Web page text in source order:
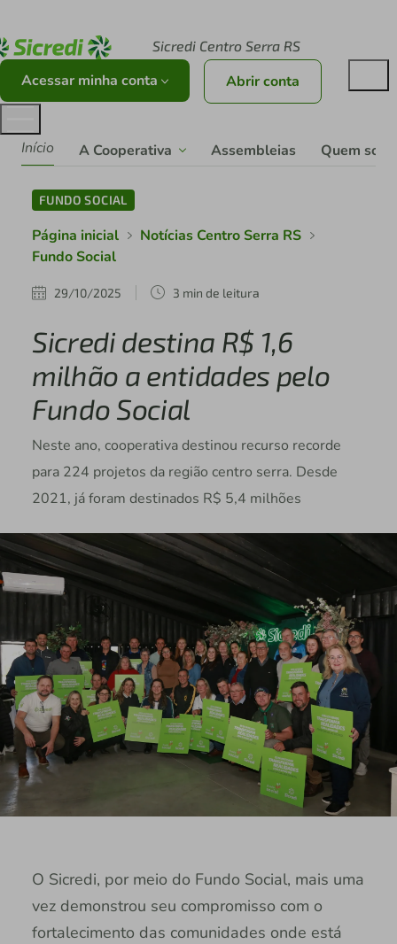
Sicredi Centro Serra RS
Acessar minha conta Abrir conta
Início A Cooperativa Assembleias Quem
FUNDO SOCIAL
Página inicial
Notícias Centro Serra RS
Fundo Social
29/10/2025 3 min de leitura
Sicredi destina R$ 1,6
milhão a entidades pelo
Fundo Social
Neste ano, cooperativa destinou recurso recorde
para 224 projetos da região centro serra. Desde
2021, já foram destinados R$ 5,4 milhões
O Sicredi, por meio do Fundo Social, mais uma
vez demonstrou seu compromisso com o
fortalecimento das comunidades onde está